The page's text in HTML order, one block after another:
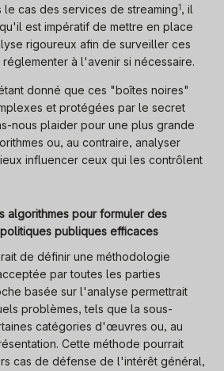
le cas des services destreaming1, il
est impératif de mettre en place
rigoureux afin de surveiller ces
à l'avenir si nécessaire.
donné que ces "boîtes noires"
et protégées par le secret
nous plaider pour une plus grande
ou, au contraire, analyser
influencer ceux qui les contrôlent
algorithmes pour formuler des
publiques efficaces
de définir une méthodologie
par toutes les parties
basée sur l'analyse permettrait
problèmes, tels que la sous-
catégories d'œuvres ou, au
Cette méthode pourrait
cas de défense de l'intérêt général,